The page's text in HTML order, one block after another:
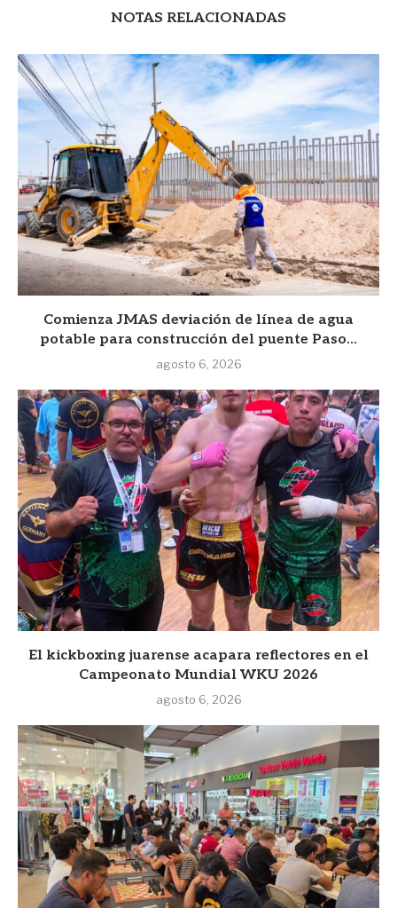
NOTAS RELACIONADAS
Comienza JMAS deviación de línea de agua
potable para construcción del puente Paso...
agosto 6, 2026
El kickboxing juarense acapara reflectores en el
Campeonato Mundial WKU 2026
agosto 6, 2026